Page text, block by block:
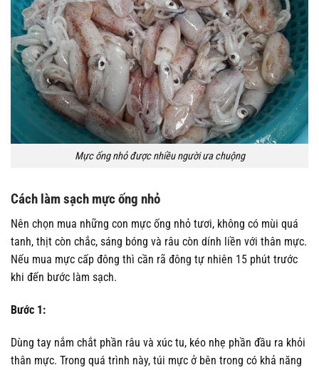
Mực ống nhỏ được nhiều người ưa chuộng
Cách làm sạch mực ống nhỏ
Nên chọn mua những con mực ống nhỏ tươi, không có mùi quá
tanh, thịt còn chắc, sáng bóng và râu còn dính liền với thân mực.
Nếu mua mực cấp đông thì cần rã đông tự nhiên 15 phút trước
khi đến bước làm sạch.
Bước 1:
Dùng tay nắm chắt phần râu và xúc tu, kéo nhẹ phần đầu ra khỏi
thân mực. Trong quá trình này, túi mực ở bên trong có khả năng